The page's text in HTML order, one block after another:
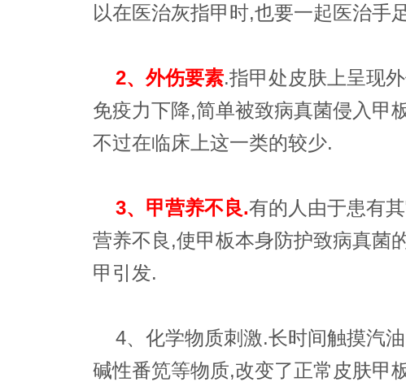
以在医治灰指甲时,也要一起医治手
2、外伤要素.指甲处皮肤上呈现
免疫力下降,简单被致病真菌侵入甲
不过在临床上这一类的较少.
3、甲营养不良.有的人由于患有
营养不良,使甲板本身防护致病真菌
甲引发.
4、化学物质刺激.长时间触摸汽
碱性番笕等物质,改变了正常皮肤甲